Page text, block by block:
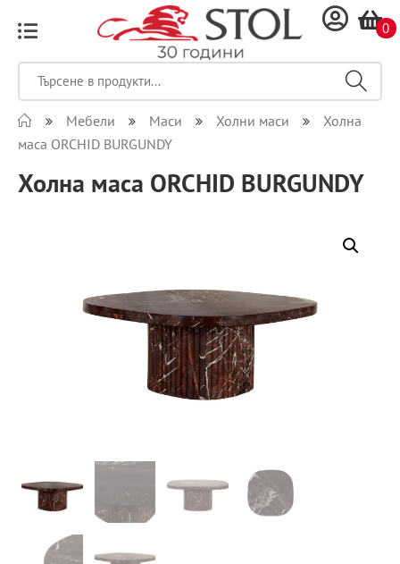
0
Мебели Маси Холни маси
Холна
маса ORCHID BURGUNDY
Холна маса ORCHID BURGUNDY